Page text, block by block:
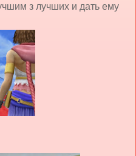
з лучших и дать ему